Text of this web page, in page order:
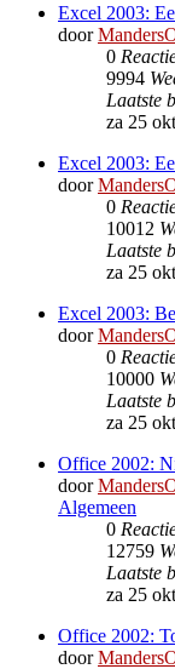
Excel 2003:
door
0
9994
Laatste
za 25
Excel 2003:
door
0
10012
Laatste
za 25
Excel 2003:
door
0
10000
Laatste
za 25
Office 2002:
door
Algemeen
0
12759
Laatste
za 25
Office 2002:
door